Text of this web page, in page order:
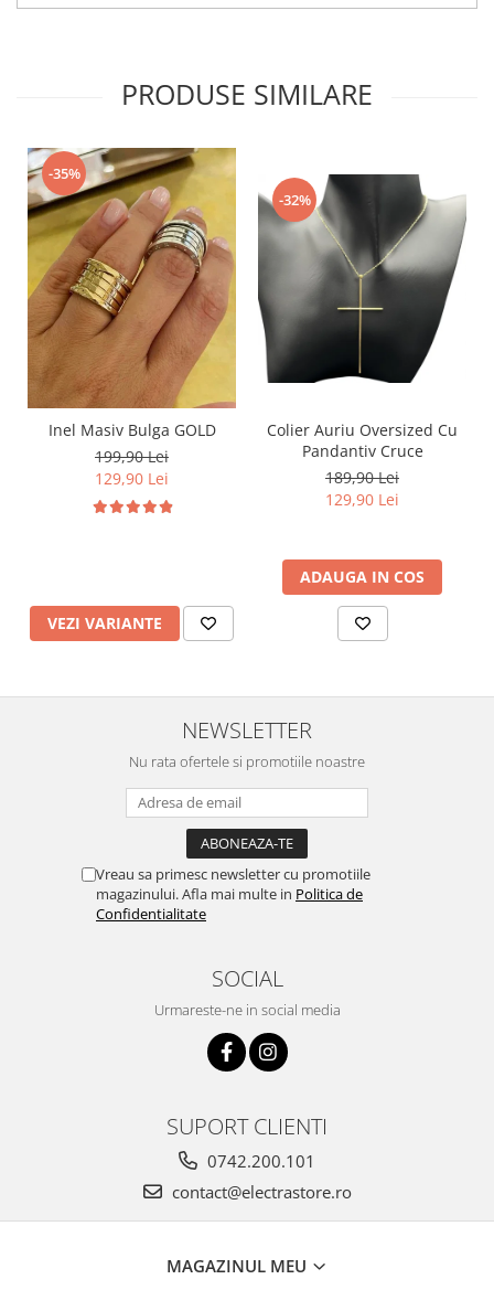
PRODUSE SIMILARE
-35%
Inel Masiv Bulga GOLD
199,90 Lei
129,90 Lei
VEZI VARIANTE
-32%
Colier Auriu Oversized Cu
Pandantiv Cruce
189,90 Lei
129,90 Lei
ADAUGA IN COS
NEWSLETTER
Nu rata ofertele si promotiile noastre
Vreau sa primesc newsletter cu promotiile
magazinului. Afla mai multe in Politica de
Confidentialitate
SOCIAL
Urmareste-ne in social media
SUPORT CLIENTI
0742.200.101
contact@electrastore.ro
MAGAZINUL MEU